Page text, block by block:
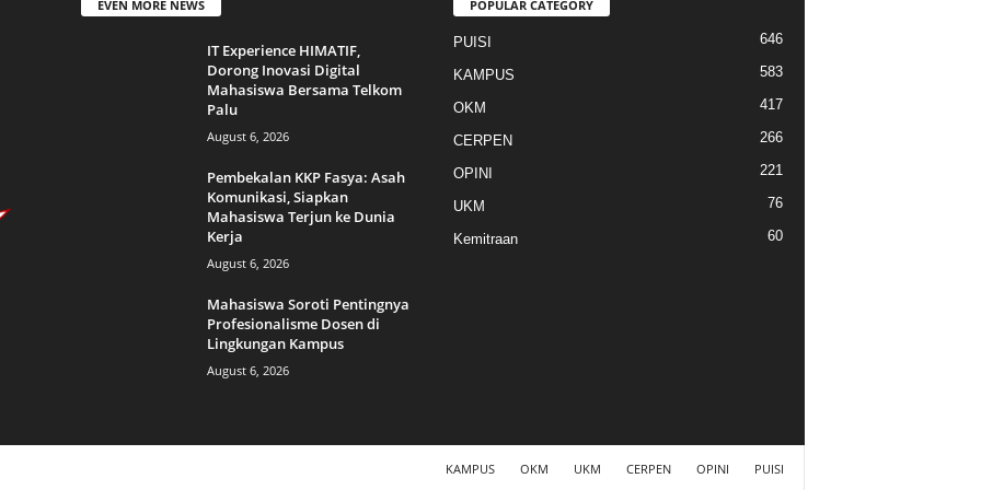
EVEN MORE NEWS
IT Experience HIMATIF,
Dorong Inovasi Digital
Mahasiswa Bersama Telkom
Palu
August 6, 2026
Pembekalan KKP Fasya: Asah
Komunikasi, Siapkan
Mahasiswa Terjun ke Dunia
Kerja
August 6, 2026
Mahasiswa Soroti Pentingnya
Profesionalisme Dosen di
Lingkungan Kampus
August 6, 2026
POPULAR CATEGORY
PUISI 646
KAMPUS 583
OKM 417
CERPEN 266
OPINI 221
UKM 76
Kemitraan 60
KAMPUS OKM UKM CERPEN OPINI PUISI